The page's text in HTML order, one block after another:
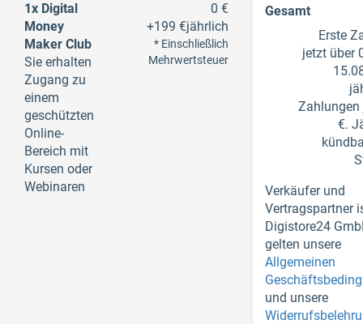
1x Digital
Money
Maker Club
Sie erhalten
Zugang zu
einem
geschützten
Online-
Bereich mit
Kursen oder
Webinaren
0 €
+199 €jährlich
* Einschließlich
Mehrwertsteuer
Gesamt
Erste
jetzt über
Zahlungen
€.
Verkäufer und
Vertragspartner
Digistore24
gelten unsere
Allgemeinen
und unsere